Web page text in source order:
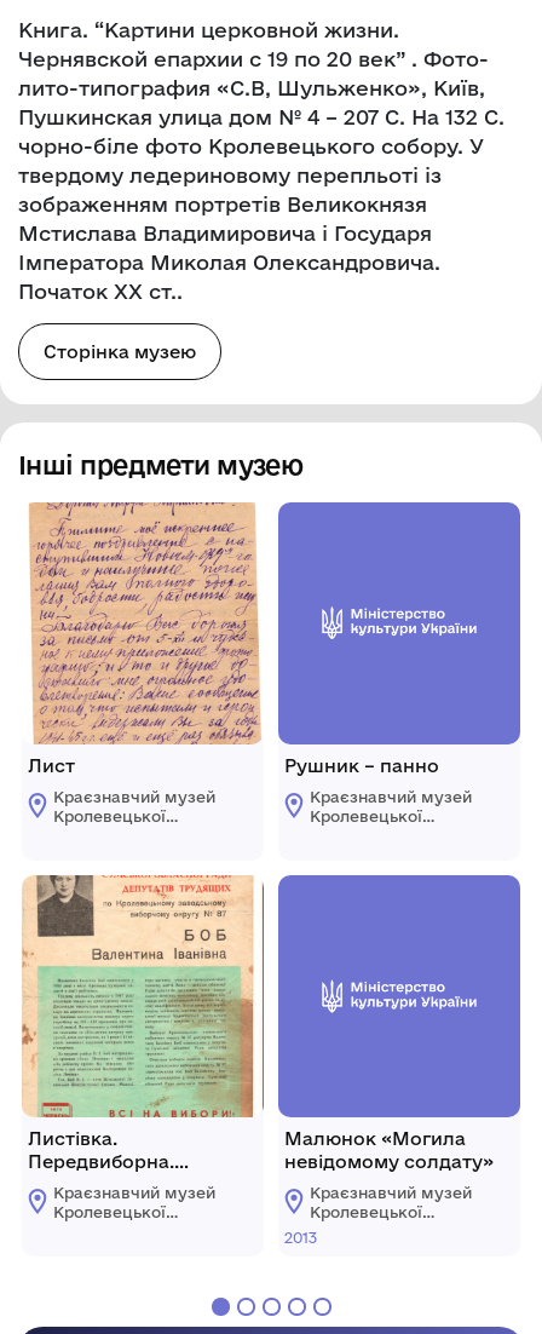
Книга. “Картини церковной жизни.
Чернявской епархии с 19 по 20 век” . Фото-
лито-типография «С.В, Шульженко», Київ,
Пушкинская улица дом № 4 – 207 С. На 132 С.
чорно-біле фото Кролевецького собору. У
твердому ледериновому перепльоті із
зображенням портретів Великокнязя
Мстислава Владимировича і Государя
Імператора Миколая Олександровича.
Початок ХХ ст..
Сторінка музею
Інші предмети музею
Лист
Краєзнавчий музей
Кролевецької
Листівка.
Передвиборна.
Агітаційна
Краєзнавчий музей
Кролевецької
Рушник – панно
Краєзнавчий музей
Кролевецької
Малюнок «Могила
невідомому солдату»
Краєзнавчий музей
Кролевецької
міської ради
2013